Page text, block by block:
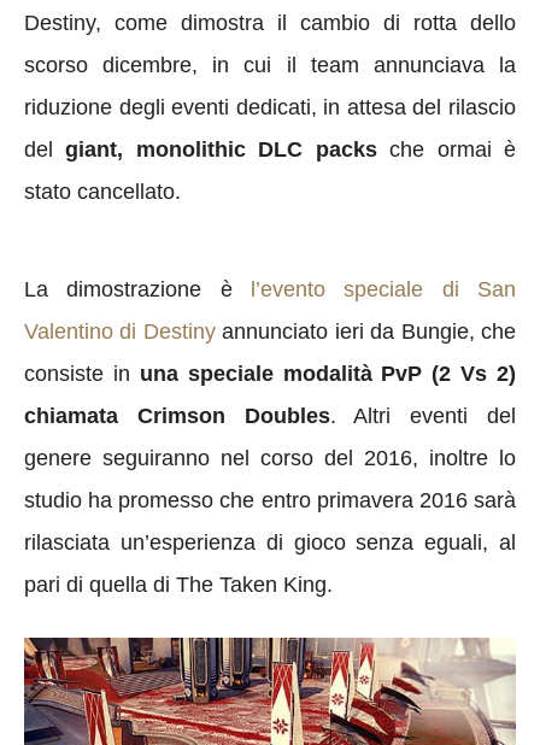
Destiny, come dimostra il cambio di rotta dello
scorso dicembre, in cui il team annunciava la
riduzione degli eventi dedicati, in attesa del rilascio
delgiant, monolithic DLC packsche ormai è
stato cancellato.
La dimostrazione è l’evento speciale di San
Valentino di Destinyannunciato ieri da Bungie, che
consiste in una speciale modalità PvP (2 Vs 2)
chiamata Crimson Doubles. Altri eventi del
genere seguiranno nel corso del 2016, inoltre lo
studio ha promesso che entro primavera 2016 sarà
rilasciata un’esperienza di gioco senza eguali, al
pari di quella di The Taken King.